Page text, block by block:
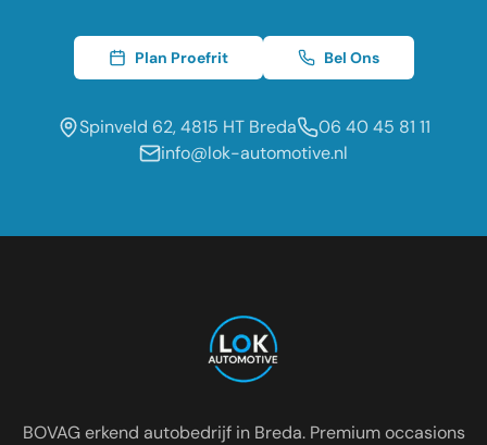
Plan Proefrit Bel Ons
Spinveld 62, 4815 HT Breda
06 40 45 81 11
info@lok-automotive.nl
BOVAG erkend autobedrijf in Breda. Premium occasions